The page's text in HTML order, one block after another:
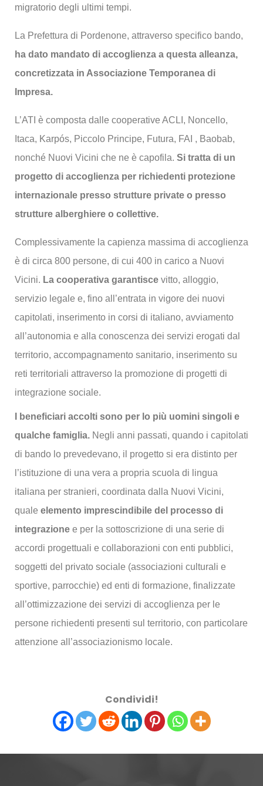
migratorio degli ultimi tempi.
La Prefettura di Pordenone, attraverso specifico bando,
ha dato mandato di accoglienza a questa alleanza,
concretizzata in Associazione Temporanea di
Impresa.
L’ATI è composta dalle cooperative ACLI, Noncello,
Itaca, Karpós, Piccolo Principe, Futura, FAI , Baobab,
nonché Nuovi Vicini che ne è capofila. Si tratta di un
progetto di accoglienza per richiedenti protezione
internazionale presso strutture private o presso
strutture alberghiere o collettive.
Complessivamente la capienza massima di accoglienza
è di circa 800 persone, di cui 400 in carico a Nuovi
Vicini. La cooperativa garantisce vitto, alloggio,
servizio legale e, fino all’entrata in vigore dei nuovi
capitolati, inserimento in corsi di italiano, avviamento
all’autonomia e alla conoscenza dei servizi erogati dal
territorio, accompagnamento sanitario, inserimento su
reti territoriali attraverso la promozione di progetti di
integrazione sociale.
I beneficiari accolti sono per lo più uomini singoli e
qualche famiglia. Negli anni passati, quando i capitolati
di bando lo prevedevano, il progetto si era distinto per
l’istituzione di una vera a propria scuola di lingua
italiana per stranieri, coordinata dalla Nuovi Vicini,
quale elemento imprescindibile del processo di
integrazione e per la sottoscrizione di una serie di
accordi progettuali e collaborazioni con enti pubblici,
soggetti del privato sociale (associazioni culturali e
sportive, parrocchie) ed enti di formazione, finalizzate
all’ottimizzazione dei servizi di accoglienza per le
persone richiedenti presenti sul territorio, con particolare
attenzione all’associazionismo locale.
Condividi!